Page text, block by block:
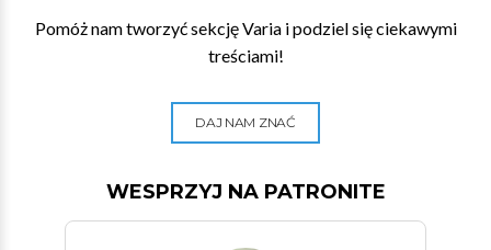
Pomóż nam tworzyć sekcję Varia i podziel się ciekawymi
treściami!
DAJ NAM ZNAĆ
WESPRZYJ NA PATRONITE